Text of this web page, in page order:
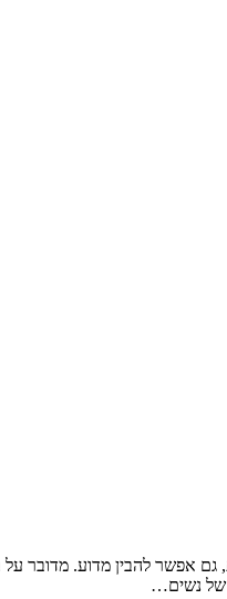
אפשר להבין מדוע. מדובר על
של נשים…